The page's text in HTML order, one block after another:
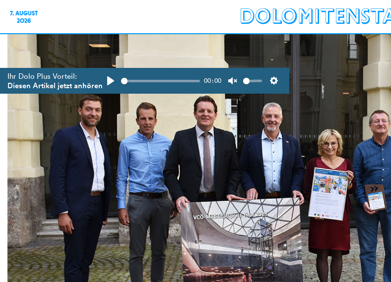
7. AUGUST
2026
Ihr Dolo Plus Vorteil:
Diesen Artikel jetzt anhören 00:00
Settings